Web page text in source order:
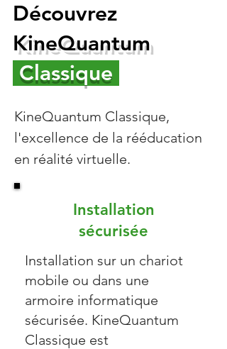
Découvrez
KineQuantum
Classique
KineQuantum Classique,
l'excellence de la rééducation
en réalité virtuelle.
Installation
sécurisée
Installation sur un chariot
mobile ou dans une
armoire informatique
sécurisée. KineQuantum
Classique est